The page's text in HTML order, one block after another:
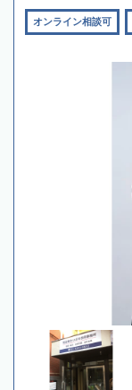
オンライン相談可